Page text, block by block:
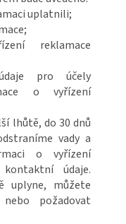
uplatnili;
reklamace
pro účely
o vyřízení
lhůtě, do 30 dnů
vady a
o vyřízení
údaje.
uplyne, můžete
požadovat